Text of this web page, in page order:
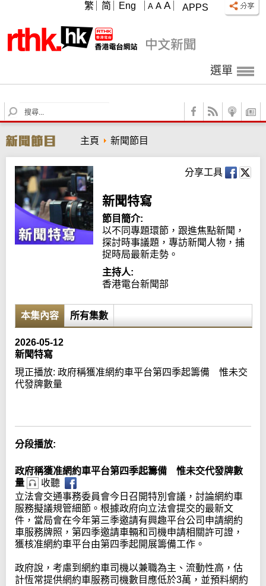
APPS
A A A
繁 简 Eng
選單
S
e
r
c
h
主頁 新聞節目
分享工具
新聞特寫
節目簡介:
以不同專題環節，跟進焦點新聞，
探討時事議題，專訪新聞人物，捕
捉時局最新走勢。
主持人:
香港電台新聞部
本集內容 所有集數
2026-05-12
新聞特寫
現正播放: 政府稱獲准網約車平台第四季起籌備 惟未交
代發牌數量
分段播放:
政府稱獲准網約車平台第四季起籌備 惟未交代發牌數
量
收聽
立法會交通事務委員會今日召開特別會議，討論網約車
服務擬議規管細節。根據政府向立法會提交的最新文
件，當局會在今年第三季邀請有興趣平台公司申請網約
車服務牌照，第四季邀請車輛和司機申請相關許可證，
獲核准網約車平台由第四季起開展籌備工作。
政府說，考慮到網約車司機以兼職為主、流動性高，估
計恆常提供網約車服務司機數目應低於3萬，並預料網約